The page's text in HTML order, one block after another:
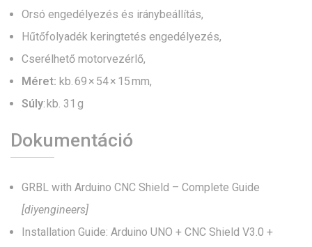
Orsó engedélyezés és iránybeállítás,
Hűtőfolyadék keringtetés engedélyezés,
Cserélhető motorvezérlő,
Méret: kb. 69 × 54 × 15 mm,
Súly: kb. 31 g
Dokumentáció
GRBL with Arduino CNC Shield – Complete Guide
[diyengineers]
Installation Guide: Arduino UNO + CNC Shield V3.0 +